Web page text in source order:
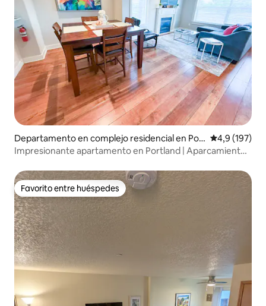
Departamento en complejo residencial en Por
tland
Calificación
4,9 (197)
Impresionante apartamento en Portland | Aparcamiento,
Favorito entre huéspedes
Favorito entre huéspedes